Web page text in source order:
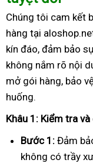
Chúng tôi cam kết
hàng tại
kín đáo, đảm bảo
không nắm rõ nội
mở gói hàng, bảo
huống.
Khâu 1: Kiểm tra
Bước 1: Đảm
không có trầy